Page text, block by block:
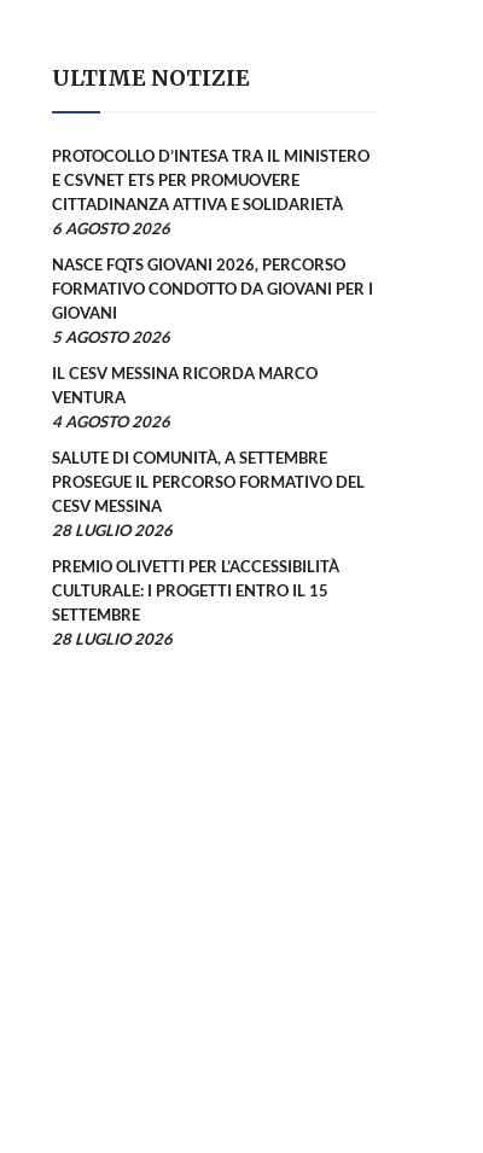
ULTIME NOTIZIE
PROTOCOLLO D’INTESA TRA IL MINISTERO
E CSVNET ETS PER PROMUOVERE
CITTADINANZA ATTIVA E SOLIDARIETÀ
6 AGOSTO 2026
NASCE FQTS GIOVANI 2026, PERCORSO
FORMATIVO CONDOTTO DA GIOVANI PER I
GIOVANI
5 AGOSTO 2026
IL CESV MESSINA RICORDA MARCO
VENTURA
4 AGOSTO 2026
SALUTE DI COMUNITÀ, A SETTEMBRE
PROSEGUE IL PERCORSO FORMATIVO DEL
CESV MESSINA
28 LUGLIO 2026
PREMIO OLIVETTI PER L’ACCESSIBILITÀ
CULTURALE: I PROGETTI ENTRO IL 15
SETTEMBRE
28 LUGLIO 2026